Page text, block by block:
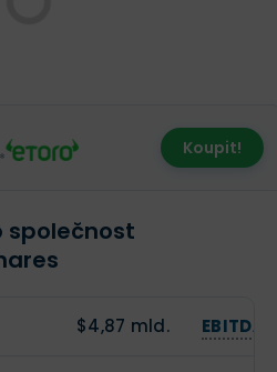
Koupit!
společnost
$4,87 mld. EBITDA